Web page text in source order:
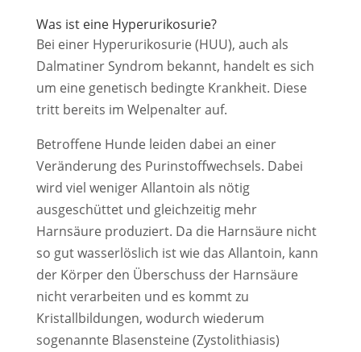
Was ist eine Hyperurikosurie?
Bei einer Hyperurikosurie (HUU), auch als
Dalmatiner Syndrom bekannt, handelt es sich
um eine genetisch bedingte Krankheit. Diese
tritt bereits im Welpenalter auf.
Betroffene Hunde leiden dabei an einer
Veränderung des Purinstoffwechsels. Dabei
wird viel weniger Allantoin als nötig
ausgeschüttet und gleichzeitig mehr
Harnsäure produziert. Da die Harnsäure nicht
so gut wasserlöslich ist wie das Allantoin, kann
der Körper den Überschuss der Harnsäure
nicht verarbeiten und es kommt zu
Kristallbildungen, wodurch wiederum
sogenannte Blasensteine (Zystolithiasis)